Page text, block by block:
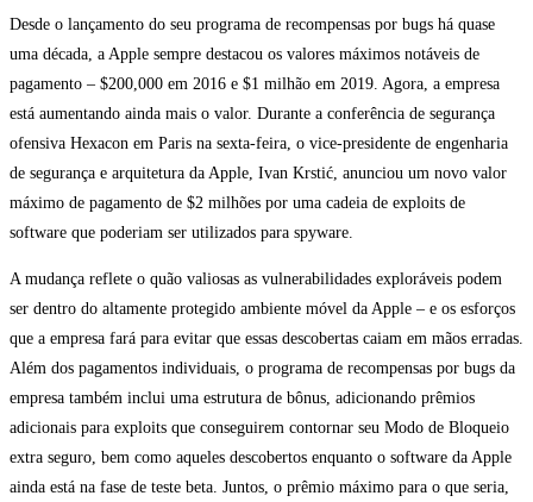
Desde o lançamento do seu programa de recompensas por bugs há quase
uma década, a Apple sempre destacou os valores máximos notáveis de
pagamento – $200,000 em 2016 e $1 milhão em 2019. Agora, a empresa
está aumentando ainda mais o valor. Durante a conferência de segurança
ofensiva Hexacon em Paris na sexta-feira, o vice-presidente de engenharia
de segurança e arquitetura da Apple, Ivan Krstić, anunciou um novo valor
máximo de pagamento de $2 milhões por uma cadeia de exploits de
software que poderiam ser utilizados para spyware.
A mudança reflete o quão valiosas as vulnerabilidades exploráveis podem
ser dentro do altamente protegido ambiente móvel da Apple – e os esforços
que a empresa fará para evitar que essas descobertas caiam em mãos erradas.
Além dos pagamentos individuais, o programa de recompensas por bugs da
empresa também inclui uma estrutura de bônus, adicionando prêmios
adicionais para exploits que conseguirem contornar seu Modo de Bloqueio
extra seguro, bem como aqueles descobertos enquanto o software da Apple
ainda está na fase de teste beta. Juntos, o prêmio máximo para o que seria,